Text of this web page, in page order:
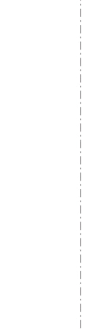
벚꽃
산뜻
레몬
위크
레몬
레몬
바나
바나
바나
브라
여름
블루
라임
자몽
민트